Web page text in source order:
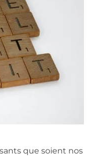
que soient nos